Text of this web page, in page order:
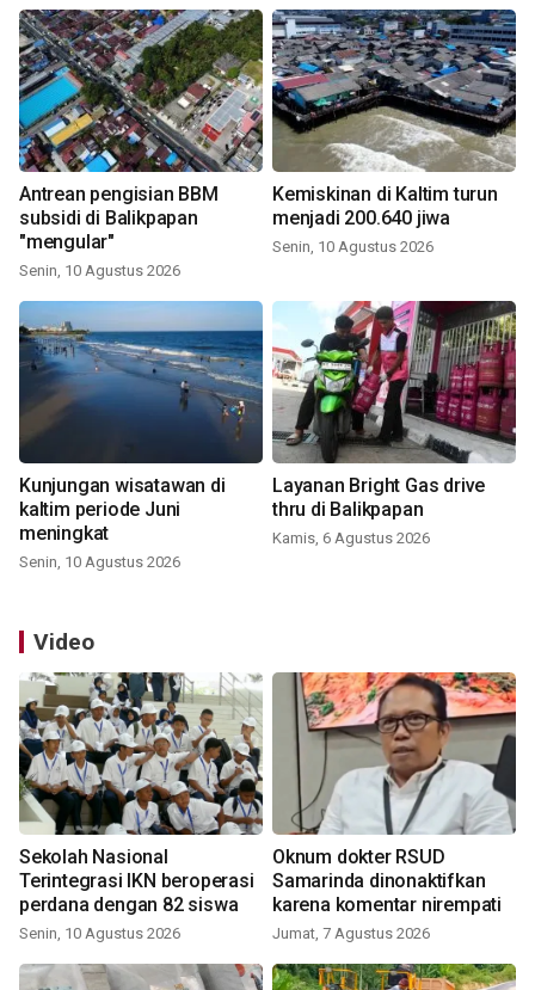
Antrean pengisian BBM
subsidi di Balikpapan
"mengular"
Senin, 10 Agustus 2026
Kemiskinan di Kaltim turun
menjadi 200.640 jiwa
Senin, 10 Agustus 2026
Kunjungan wisatawan di
kaltim periode Juni
meningkat
Senin, 10 Agustus 2026
Layanan Bright Gas drive
thru di Balikpapan
Kamis, 6 Agustus 2026
Video
Sekolah Nasional
Terintegrasi IKN beroperasi
perdana dengan 82 siswa
Senin, 10 Agustus 2026
Oknum dokter RSUD
Samarinda dinonaktifkan
karena komentar nirempati
Jumat, 7 Agustus 2026